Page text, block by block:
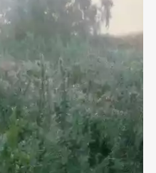
ekb.rakovgallery.ru